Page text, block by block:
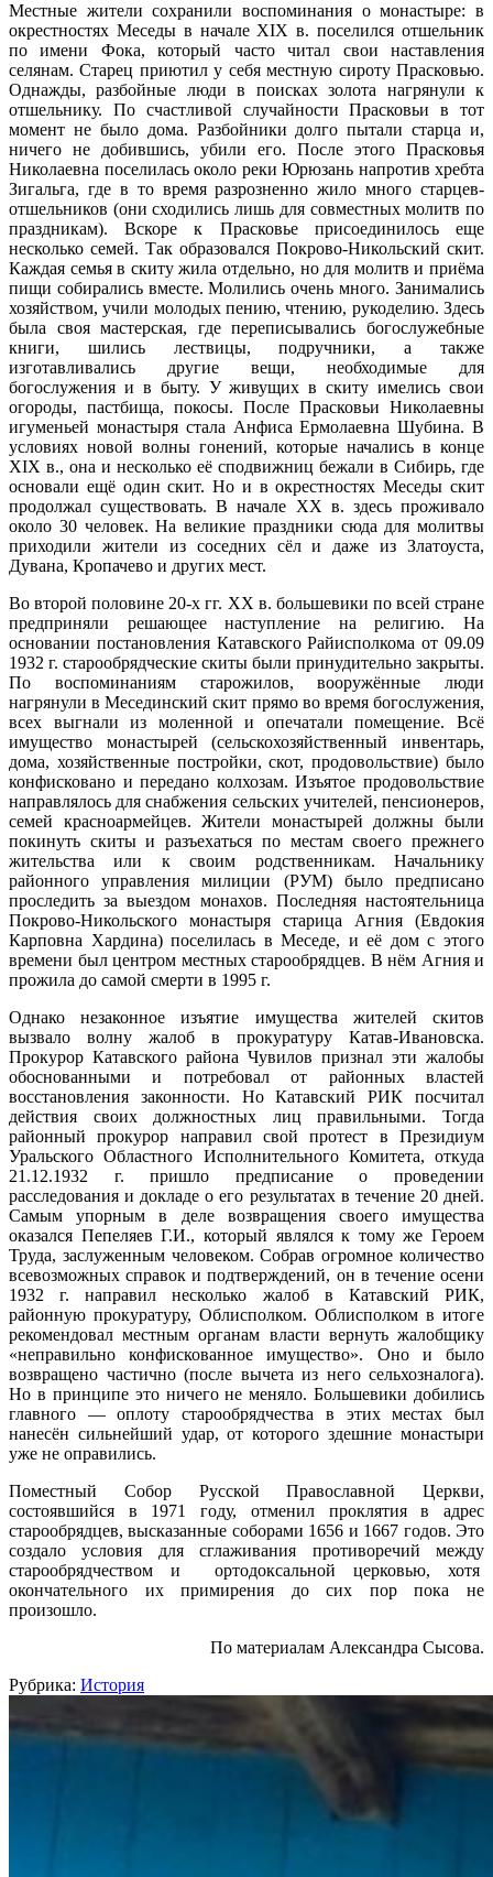
Местные жители сохранили воспоминания о монастыре: в
окрестностях Меседы в начале XIX в. поселился отшельник
по имени Фока, который часто читал свои наставления
селянам. Старец приютил у себя местную сироту Прасковью.
Однажды, разбойные люди в поисках золота нагрянули к
отшельнику. По счастливой случайности Прасковьи в тот
момент не было дома. Разбойники долго пытали старца и,
ничего не добившись, убили его. После этого Прасковья
Николаевна поселилась около реки Юрюзань напротив хребта
Зигальга, где в то время разрозненно жило много старцев-
отшельников (они сходились лишь для совместных молитв по
праздникам). Вскоре к Прасковье присоединилось еще
несколько семей. Так образовался Покрово-Никольский скит.
Каждая семья в скиту жила отдельно, но для молитв и приёма
пищи собирались вместе. Молились очень много. Занимались
хозяйством, учили молодых пению, чтению, рукоделию. Здесь
была своя мастерская, где переписывались богослужебные
книги, шились лествицы, подручники, а также
изготавливались другие вещи, необходимые для
богослужения и в быту. У живущих в скиту имелись свои
огороды, пастбища, покосы. После Прасковьи Николаевны
игуменьей монастыря стала Анфиса Ермолаевна Шубина. В
условиях новой волны гонений, которые начались в конце
XIX в., она и несколько её сподвижниц бежали в Сибирь, где
основали ещё один скит. Но и в окрестностях Меседы скит
продолжал существовать. В начале XX в. здесь проживало
около 30 человек. На великие праздники сюда для молитвы
приходили жители из соседних сёл и даже из Златоуста,
Дувана, Кропачево и других мест.
Во второй половине 20-х гг. XX в. большевики по всей стране
предприняли решающее наступление на религию. На
основании постановления Катавского Райисполкома от 09.09
1932 г. старообрядческие скиты были принудительно закрыты.
По воспоминаниям старожилов, вооружённые люди
нагрянули в Месединский скит прямо во время богослужения,
всех выгнали из моленной и опечатали помещение. Всё
имущество монастырей (сельскохозяйственный инвентарь,
дома, хозяйственные постройки, скот, продовольствие) было
конфисковано и передано колхозам. Изъятое продовольствие
направлялось для снабжения сельских учителей, пенсионеров,
семей красноармейцев. Жители монастырей должны были
покинуть скиты и разъехаться по местам своего прежнего
жительства или к своим родственникам. Начальнику
районного управления милиции (РУМ) было предписано
проследить за выездом монахов. Последняя настоятельница
Покрово-Никольского монастыря старица Агния (Евдокия
Карповна Хардина) поселилась в Меседе, и её дом с этого
времени был центром местных старообрядцев. В нём Агния и
прожила до самой смерти в 1995 г.
Однако незаконное изъятие имущества жителей скитов
вызвало волну жалоб в прокуратуру Катав-Ивановска.
Прокурор Катавского района Чувилов признал эти жалобы
обоснованными и потребовал от районных властей
восстановления законности. Но Катавский РИК посчитал
действия своих должностных лиц правильными. Тогда
районный прокурор направил свой протест в Президиум
Уральского Областного Исполнительного Комитета, откуда
21.12.1932 г. пришло предписание о проведении
расследования и докладе о его результатах в течение 20 дней.
Самым упорным в деле возвращения своего имущества
оказался Пепеляев Г.И., который являлся к тому же Героем
Труда, заслуженным человеком. Собрав огромное количество
всевозможных справок и подтверждений, он в течение осени
1932 г. направил несколько жалоб в Катавский РИК,
районную прокуратуру, Облисполком. Облисполком в итоге
рекомендовал местным органам власти вернуть жалобщику
«неправильно конфискованное имущество». Оно и было
возвращено частично (после вычета из него сельхозналога).
Но в принципе это ничего не меняло. Большевики добились
главного — оплоту старообрядчества в этих местах был
нанесён сильнейший удар, от которого здешние монастыри
уже не оправились.
Поместный Собор Русской Православной Церкви,
состоявшийся в 1971 году, отменил проклятия в адрес
старообрядцев, высказанные соборами 1656 и 1667 годов. Это
создало условия для сглаживания противоречий между
старообрядчеством и ортодоксальной церковью, хотя
окончательного их примирения до сих пор пока не
произошло.
По материалам Александра Сысова.
Рубрика: История